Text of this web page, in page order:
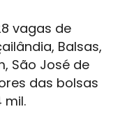
vagas de
Balsas,
São José de
das bolsas
mil.